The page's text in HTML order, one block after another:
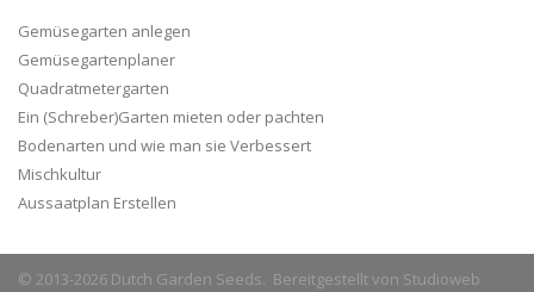
Gemüsegarten anlegen
Gemüsegartenplaner
Quadratmetergarten
Ein (Schreber)Garten mieten oder pachten
Bodenarten und wie man sie Verbessert
Mischkultur
Aussaatplan Erstellen
© 2013-2026 Dutch Garden Seeds. Bereitgestellt von Studioweb